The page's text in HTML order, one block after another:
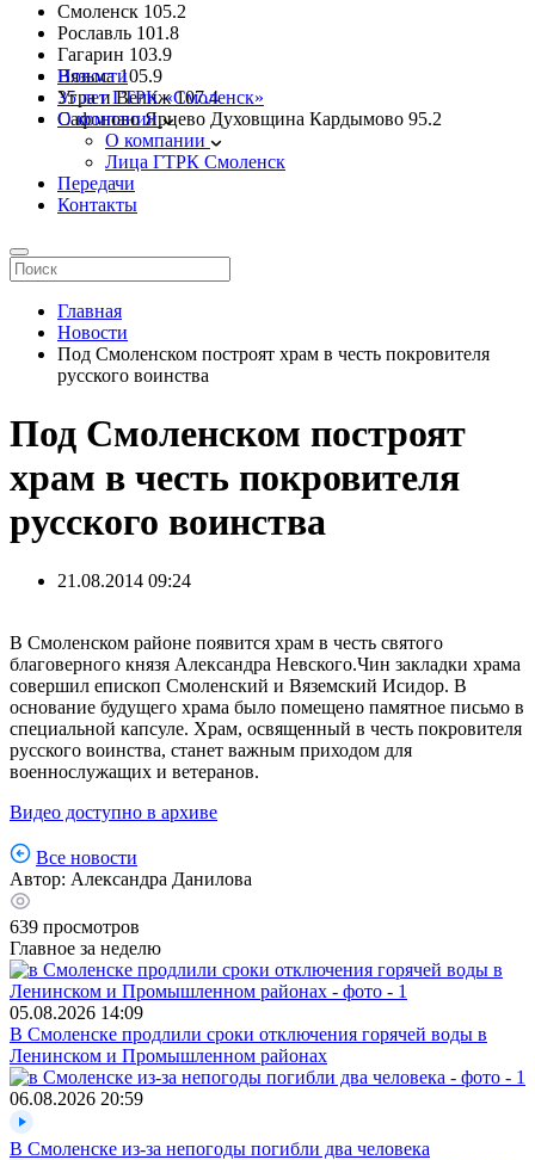
Смоленск 105.2
Рославль 101.8
Гагарин 103.9
Вязьма 105.9
Угра и Велиж 107.4
Сафоново Ярцево Духовщина Кардымово 95.2
Новости
35 лет ГТРК «Смоленск»
О компании
О компании
Лица ГТРК Смоленск
Передачи
Контакты
Главная
Новости
Под Смоленском построят храм в честь покровителя
русского воинства
Под Смоленском построят
храм в честь покровителя
русского воинства
21.08.2014 09:24
В Смоленском районе появится храм в честь святого
благоверного князя Александра Невского.Чин закладки храма
совершил епископ Смоленский и Вяземский Исидор. В
основание будущего храма было помещено памятное письмо в
специальной капсуле. Храм, освященный в честь покровителя
русского воинства, станет важным приходом для
военнослужащих и ветеранов.
Видео доступно в архиве
Все новости
Автор: Александра Данилова
639 просмотров
Главное за неделю
05.08.2026 14:09
В Смоленске продлили сроки отключения горячей воды в
Ленинском и Промышленном районах
06.08.2026 20:59
В Смоленске из-за непогоды погибли два человека